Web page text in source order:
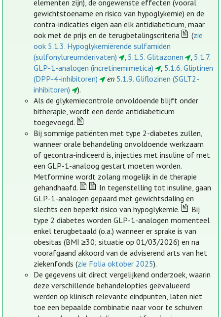
elementen zijn), de ongewenste effecten (vooral
gewichtstoename en risico van hypoglykemie) en de
contra-indicaties eigen aan elk antidiabeticum, maar
ook met de prijs en de terugbetalingscriteria
(zie
ook 5.1.3. Hypoglykemiërende sulfamiden
(sulfonylureumderivaten)
, 5.1.5. Glitazonen , 5.1.7.
GLP-1-analogen (incretinemimetica)
, 5.1.6. Gliptinen
(DPP-4-inhibitoren)
en 5.1.9. Gliflozinen (SGLT2-
inhibitoren)
).
Als de glykemiecontrole onvoldoende blijft onder
bitherapie, wordt een derde antidiabeticum
toegevoegd.
Bij sommige patiënten met type 2-diabetes zullen,
wanneer orale behandeling onvoldoende werkzaam
of gecontra-indiceerd is, injecties met insuline of met
een GLP-1-analoog gestart moeten worden.
Metformine wordt zolang mogelijk in de therapie
gehandhaafd.
In tegenstelling tot insuline, gaan
GLP-1-analogen gepaard met gewichtsdaling en
slechts een beperkt risico van hypoglykemie.
Bij
type 2 diabetes worden GLP-1-analogen momenteel
enkel terugbetaald (o.a.) wanneer er sprake is van
obesitas (BMI ≥30; situatie op 01/03/2026) en na
voorafgaand akkoord van de adviserend arts van het
ziekenfonds (zie Folia oktober 2025).
De gegevens uit direct vergelijkend onderzoek, waarin
deze verschillende behandelopties geëvalueerd
werden op klinisch relevante eindpunten, laten niet
toe een bepaalde combinatie naar voor te schuiven